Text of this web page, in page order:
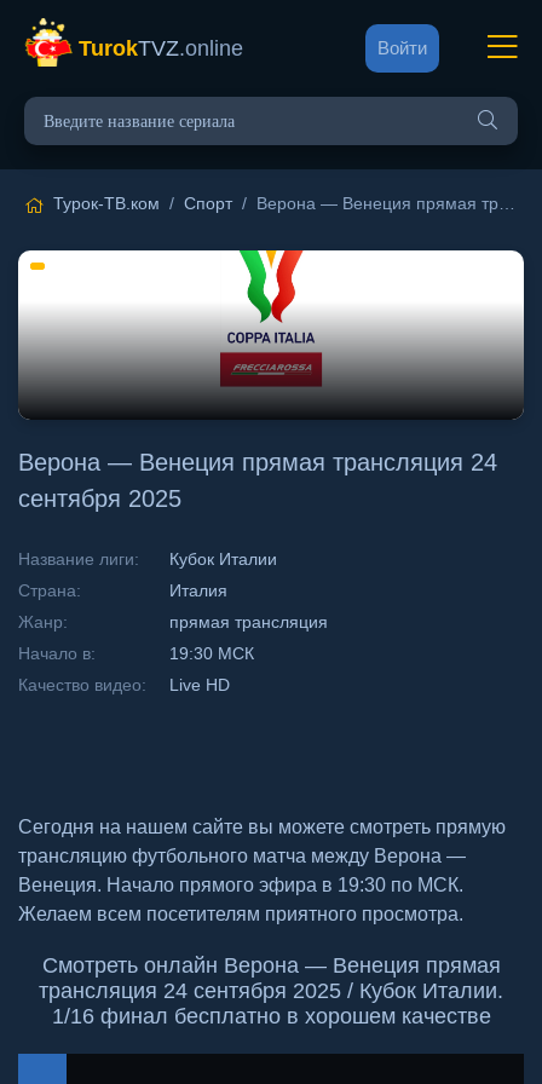
TurokTVZ.online Войти
Турок-ТВ.ком / Спорт/ Верона — Венеция прямая трансляция 24 сентября 2025
Верона — Венеция прямая трансляция 24
сентября 2025
Название лиги:
Кубок Италии
Страна:
Италия
Жанр:
прямая трансляция
Начало в:
19:30 МСК
Качество видео:
Live HD
Сегодня на нашем сайте вы можете смотреть прямую
трансляцию футбольного матча между Верона —
Венеция. Начало прямого эфира в 19:30 по МСК.
Желаем всем посетителям приятного просмотра.
Смотреть онлайн Верона — Венеция прямая
трансляция 24 сентября 2025 / Кубок Италии.
1/16 финал бесплатно в хорошем качестве